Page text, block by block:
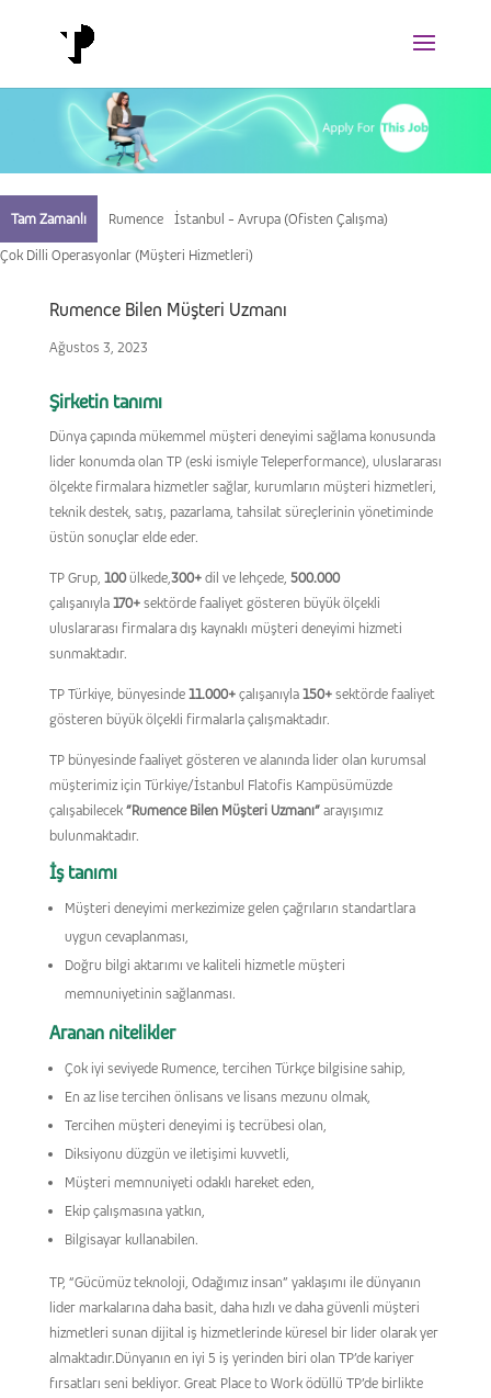
Rumence Bilen Müşteri Uzmanı
Ağustos 3, 2023
Şirketin tanımı
Dünya çapında mükemmel müşteri deneyimi sağlama konusunda
lider konumda olan TP (eski ismiyle Teleperformance), uluslararası
ölçekte firmalara hizmetler sağlar, kurumların müşteri hizmetleri,
teknik destek, satış, pazarlama, tahsilat süreçlerinin yönetiminde
üstün sonuçlar elde eder.
TP Grup, 100ülkede,300+dil ve lehçede, 500.000
çalışanıyla170+sektörde faaliyet gösteren büyük ölçekli
uluslararası firmalara dış kaynaklı müşteri deneyimi hizmeti
sunmaktadır.
TP Türkiye, bünyesinde11.000+çalışanıyla150+sektörde faaliyet
gösteren büyük ölçekli firmalarla çalışmaktadır.
TP bünyesinde faaliyet gösteren ve alanında lider olan kurumsal
müşterimiz için Türkiye/İstanbul Flatofis Kampüsümüzde
çalışabilecek”RumenceBilen Müşteri Uzmanı”arayışımız
bulunmaktadır.
İş tanımı
Müşteri deneyimi merkezimize gelen çağrıların standartlara
uygun cevaplanması,
Doğru bilgi aktarımı ve kaliteli hizmetle müşteri
memnuniyetinin sağlanması.
Aranan nitelikler
Çok iyi seviyede Rumence, tercihen Türkçe bilgisine sahip,
En az lise tercihen önlisans ve lisans mezunu olmak,
Tercihen müşteri deneyimi iş tecrübesi olan,
Diksiyonu düzgün ve iletişimi kuvvetli,
Müşteri memnuniyeti odaklı hareket eden,
Ekip çalışmasına yatkın,
Bilgisayar kullanabilen.
TP, “Gücümüz teknoloji, Odağımız insan” yaklaşımı ile dünyanın
lider markalarına daha basit, daha hızlı ve daha güvenli müşteri
hizmetleri sunan dijital iş hizmetlerinde küresel bir lider olarak yer
almaktadır.Dünyanın en iyi 5 iş yerinden biri olan TP’de kariyer
fırsatları seni bekliyor. Great Place to Work ödüllü TP’de birlikte
Çok Dilli Operasyonlar (Müşteri Hizmetleri)
Tam Zamanlı Rumence İstanbul - Avrupa (Ofisten Çalışma)